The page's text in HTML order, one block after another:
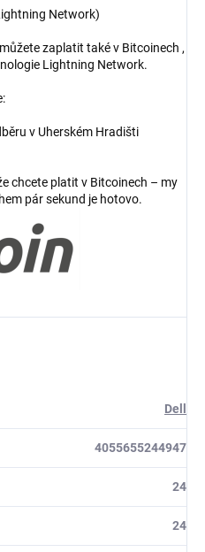
Network)
zaplatit také v Bitcoinech ,
Lightning Network.
v Uherském Hradišti
chcete platit v Bitcoinech – my
pár sekund je hotovo.
Dell
4055655244947
24
24